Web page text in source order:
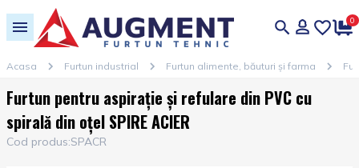
0
Acasa Furtun industrial Furtun alimente, băuturi și farma
Furtun pentru aspirație și refulare din PVC cu
spirală din oțel SPIRE ACIER
Cod produs:SPACR